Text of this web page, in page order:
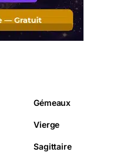
Gémeaux
Vierge
Sagittaire